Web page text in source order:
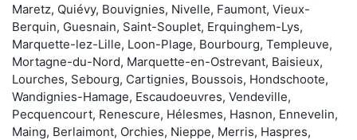
Maretz, Quiévy, Bouvignies, Nivelle, Faumont, Vieux-
Berquin, Guesnain, Saint-Souplet, Erquinghem-Lys,
Marquette-lez-Lille, Loon-Plage, Bourbourg, Templeuve,
Mortagne-du-Nord, Marquette-en-Ostrevant, Baisieux,
Lourches, Sebourg, Cartignies, Boussois, Hondschoote,
Wandignies-Hamage, Escaudoeuvres, Vendeville,
Pecquencourt, Renescure, Hélesmes, Hasnon, Ennevelin,
Maing, Berlaimont, Orchies, Nieppe, Merris, Haspres,